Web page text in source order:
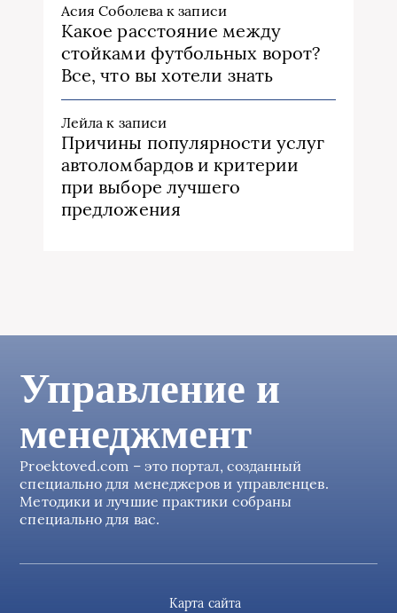
Асия Соболева к записи
Какое расстояние между
стойками футбольных ворот?
Все, что вы хотели знать
Лейла к записи
Причины популярности услуг
автоломбардов и критерии
при выборе лучшего
предложения
Управление и
менеджмент
Proektoved.com – это портал, созданный
специально для менеджеров и управленцев.
Методики и лучшие практики собраны
специально для вас.
Карта сайта